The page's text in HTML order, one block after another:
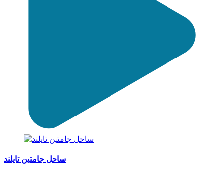
ساحل جامتین تایلند